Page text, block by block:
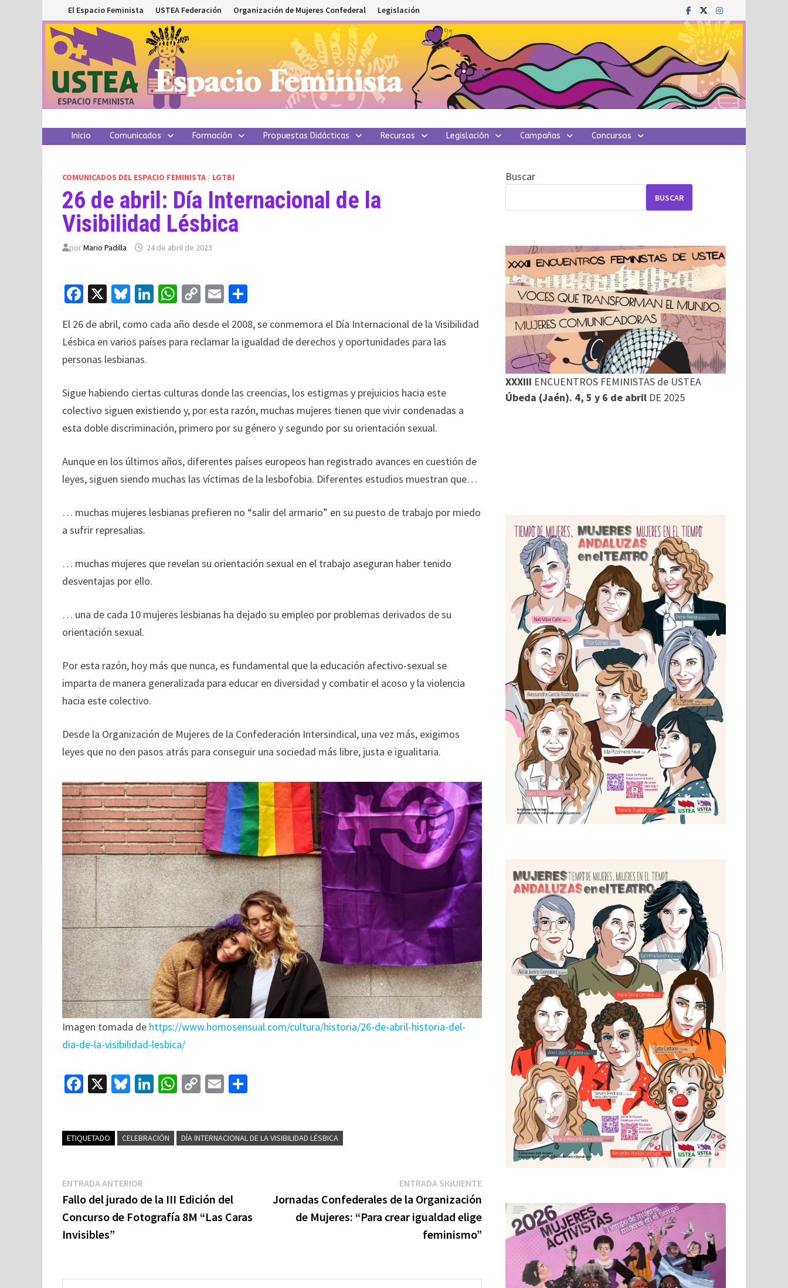
al
contenido
El Espacio Feminista USTEA Federación Organización de Mujeres Confederal Legislación
Inicio Comunicados Formación Propuestas Didácticas Recursos Legislación Campañas Concursos
COMUNICADOS DEL ESPACIO FEMINISTA / LGTBI
26 de abril: Día Internacional de la
Visibilidad Lésbica
porMario Padilla 24 de abril de 2023
Fa
b
o
o
k
X
Bl
es
ky
Li
ke
dI
W
at
sA
p
C
p
y
n
k
E
ai
l
m
p
tir
El 26 de abril, como cada año desde el 2008, se conmemora el Día Internacional de la Visibilidad
Lésbica en varios países para reclamar la igualdad de derechos y oportunidades para las
personas lesbianas.
Sigue habiendo ciertas culturas donde las creencias, los estigmas y prejuicios hacia este
colectivo siguen existiendo y, por esta razón, muchas mujeres tienen que vivir condenadas a
esta doble discriminación, primero por su género y segundo por su orientación sexual.
Aunque en los últimos años, diferentes países europeos han registrado avances en cuestión de
leyes, siguen siendo muchas las víctimas de la lesbofobia. Diferentes estudios muestran que…
… muchas mujeres lesbianas prefieren no “salir del armario” en su puesto de trabajo por miedo
a sufrir represalias.
… muchas mujeres que revelan su orientación sexual en el trabajo aseguran haber tenido
desventajas por ello.
… una de cada 10 mujeres lesbianas ha dejado su empleo por problemas derivados de su
orientación sexual.
Por esta razón, hoy más que nunca, es fundamental que la educación afectivo-sexual se
imparta de manera generalizada para educar en diversidad y combatir el acoso y la violencia
hacia este colectivo.
Desde la Organización de Mujeres de la Confederación Intersindical, una vez más, exigimos
leyes que no den pasos atrás para conseguir una sociedad más libre, justa e igualitaria.
Imagen tomada de https://www.homosensual.com/cultura/historia/26-de-abril-historia-del-
dia-de-la-visibilidad-lesbica/
Fa
o
k
X
Bl
ky
Li
dI
W
sA
C
y
k
E
l
p
ETIQUETADO CELEBRACIÓN DÍA INTERNACIONAL DE LA VISIBILIDAD LÉSBICA
Navegación
de
entradas
ENTRADA ANTERIOR
anterior:
Fallo del jurado de la III Edición del
Concurso de Fotografía 8M “Las Caras
Invisibles”
ENTRADA SIGUIENTEEntrada
siguiente:
Jornadas Confederales de la Organización
de Mujeres: “Para crear igualdad elige
feminismo”
Buscar
BUSCAR
XXXIII ENCUENTROS FEMINISTAS de USTEA
Úbeda (Jaén). 4, 5 y 6 de abrilDE 2025